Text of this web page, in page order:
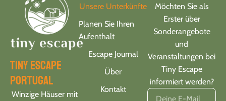
tiny escape
portugal
Winzige Häuser mit
Unsere Unterkünfte
Planen Sie Ihren
Aufenthalt
Escape Journal
Über
Kontakt
Möchten Sie als
Erster über
Sonderangebote
und
Veranstaltungen bei
Tiny Escape
informiert werden?